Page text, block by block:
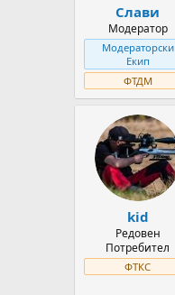
Слави
Модератор
Модераторски
Екип
ФТДМ
kid
Редовен
Потребител
ФТКС